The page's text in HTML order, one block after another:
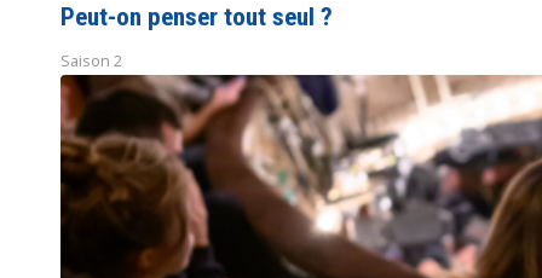
Peut-on penser tout seul ?
Saison 2